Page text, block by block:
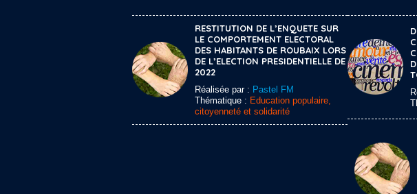
RESTITUTION DE L’ENQUETE SUR
LE COMPORTEMENT ELECTORAL
DES HABITANTS DE ROUBAIX LORS
DE L’ELECTION PRESIDENTIELLE DE
2022
Réalisée par : Pastel FM
Thématique : Education populaire,
citoyenneté et solidarité